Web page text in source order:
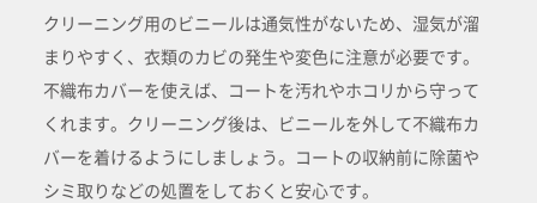
クリーニング用のビニールは通気性がないため、湿気が溜
まりやすく、衣類のカビの発生や変色に注意が必要です。
不織布カバーを使えば、コートを汚れやホコリから守って
くれます。クリーニング後は、ビニールを外して不織布カ
バーを着けるようにしましょう。コートの収納前に除菌や
シミ取りなどの処置をしておくと安心です。